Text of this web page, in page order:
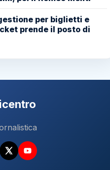
per biglietti e
prende il posto di